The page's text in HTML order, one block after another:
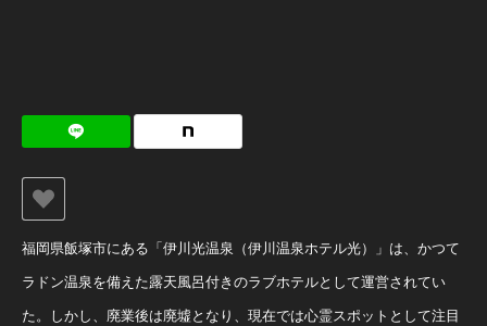
福岡県飯塚市にある「伊川光温泉（伊川温泉ホテル光）」は、かつて
ラドン温泉を備えた露天風呂付きのラブホテルとして運営されてい
た。しかし、廃業後は廃墟となり、現在では心霊スポットとして注目